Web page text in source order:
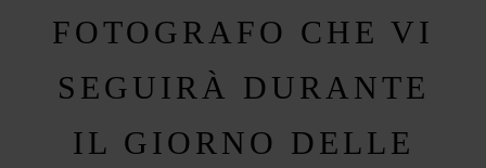
FOTOGRAFO CHE VI
SEGUIRÀ DURANTE
IL GIORNO DELLE